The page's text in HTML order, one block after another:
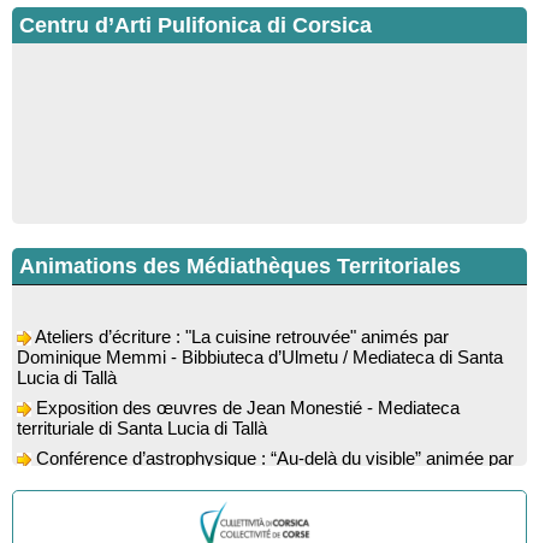
Centru d’Arti Pulifonica di Corsica
Animations des Médiathèques Territoriales
Dominique Memmi - Bibbiuteca d’Ulmetu / Mediateca di Santa
Lucia di Tallà
Exposition des œuvres de Jean Monestié - Mediateca
territuriale di Santa Lucia di Tallà
Conférence d’astrophysique : “Au-delà du visible” animée par
l’astrophysicien Paul Guerrini - Médiathèque - Pitretu è
Exposition des œuvres de Dominique Malberti Morin :
"Racines, peintures acryliques et aquarelles" - Mediateca